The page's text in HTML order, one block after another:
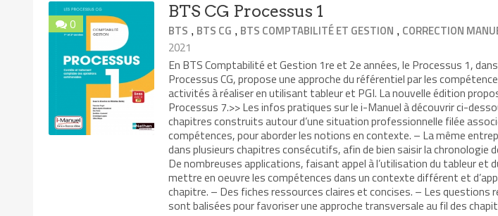
0
BTS CG Processus 1
BTS , BTS CG , BTS COMPTABILITÉ ET GESTION , CORRECTION
2021
En BTS Comptabilité et Gestion 1re et 2e années, le Processus 1,
Processus CG, propose une approche du référentiel par les
activités à réaliser en utilisant tableur et PGI. La nouvelle édition
Processus 7.>> Les infos pratiques sur le i-Manuel à découvrir ci-
chapitres construits autour d’une situation professionnelle filée
compétences, pour aborder les notions en contexte. – La même
dans plusieurs chapitres consécutifs, afin de bien saisir la chronologie
De nombreuses applications, faisant appel à l’utilisation du tableur et
mettre en oeuvre les compétences dans un contexte différent et
chapitre. – Des fiches ressources claires et concises. – Les questions
sont balisées pour favoriser une approche transversale au fil des